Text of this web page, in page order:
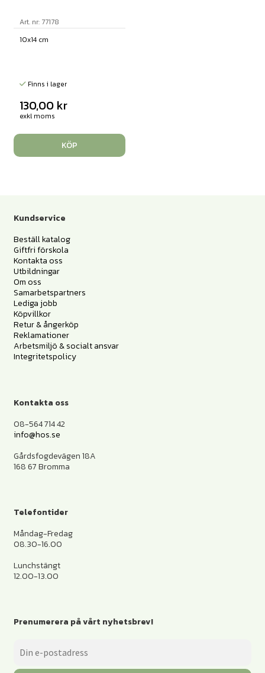
Art. nr: 77178
10x14 cm
Finns i lager
130,00 kr
exkl moms
KÖP
Kundservice
Beställ katalog
Giftfri förskola
Kontakta oss
Utbildningar
Om oss
Samarbetspartners
Lediga jobb
Köpvillkor
Retur & ångerköp
Reklamationer
Arbetsmiljö & socialt ansvar
Integritetspolicy
Kontakta oss
08-564 714 42
info@hos.se
Gårdsfogdevägen 18A
168 67 Bromma
Telefontider
Måndag-Fredag
08.30-16.00
Lunchstängt
12.00-13.00
Prenumerera på vårt nyhetsbrev!